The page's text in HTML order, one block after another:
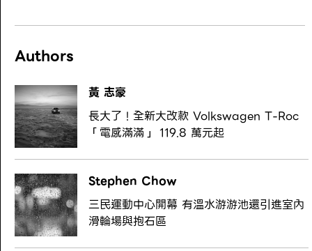
Authors
黃 志豪
長大了！全新大改款 Volkswagen T-Roc
「電感滿滿」 119.8 萬元起
Stephen Chow
三民運動中心開幕 有溫水游游池還引進室內
滑輪場與抱石區